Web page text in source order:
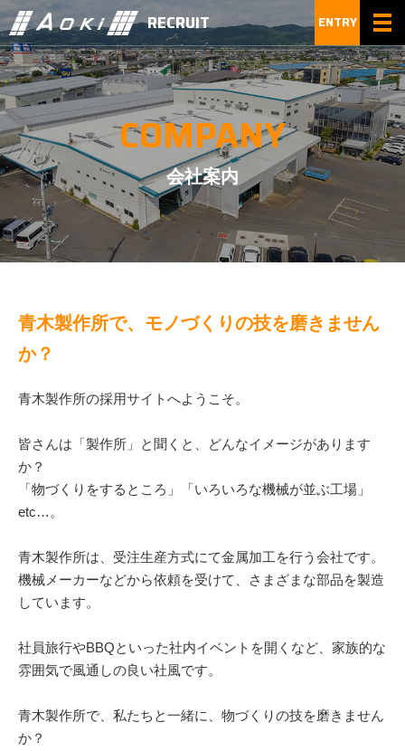
RECRUIT ENTRY
会社案内
青木製作所で、モノづくりの技を磨きません
か？
青木製作所の採用サイトへようこそ。
皆さんは「製作所」と聞くと、どんなイメージがあります
か？
「物づくりをするところ」「いろいろな機械が並ぶ工場」
etc…。
青木製作所は、受注生産方式にて金属加工を行う会社です。
機械メーカーなどから依頼を受けて、さまざまな部品を製造
しています。
社員旅行やBBQといった社内イベントを開くなど、家族的な
雰囲気で風通しの良い社風です。
青木製作所で、私たちと一緒に、物づくりの技を磨きません
か？